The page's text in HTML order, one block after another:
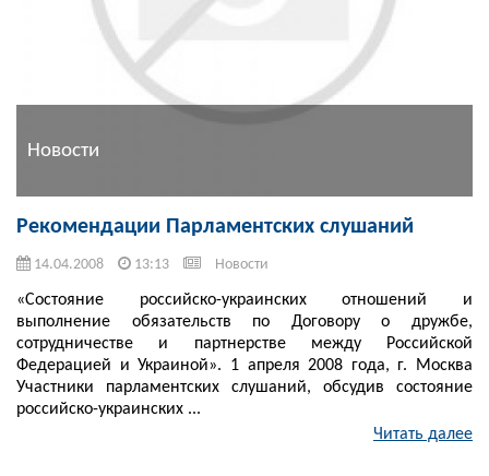
Новости
Рекомендации Парламентских слушаний
14.04.2008 13:13 Новости
«Состояние российско-украинских отношений и
выполнение обязательств по Договору о дружбе,
сотрудничестве и партнерстве между Российской
Федерацией и Украиной». 1 апреля 2008 года, г. Москва
Участники парламентских слушаний, обсудив состояние
российско-украинских ...
Читать далее